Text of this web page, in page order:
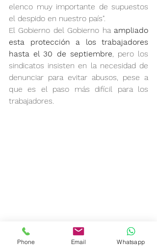
elenco muy importante de supuestos
el despido en nuestro país".
El Gobierno del Gobierno ha ampliado
esta protección a los trabajadores
hasta el 30 de septiembre, pero los
sindicatos insisten en la necesidad de
denunciar para evitar abusos, pese a
que es el paso más difícil para los
trabajadores.
Jurisprudencia Laboral
Phone Email Whatsapp